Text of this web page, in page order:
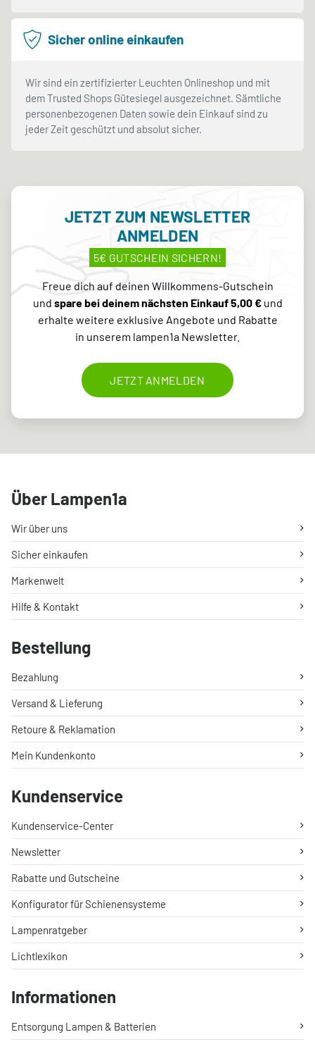
Sicher online einkaufen
Wir sind ein zertifizierter Leuchten Onlineshop und mit
dem Trusted Shops Gütesiegel ausgezeichnet. Sämtliche
personenbezogenen Daten sowie dein Einkauf sind zu
jeder Zeit geschützt und absolut sicher.
JETZT ZUM NEWSLETTER
ANMELDEN
5€ GUTSCHEIN SICHERN!
Freue dich auf deinen Willkommens-Gutschein
und spare bei deinem nächsten Einkauf 5,00 €und
erhalte weitere exklusive Angebote und Rabatte
in unserem lampen1a Newsletter.
JETZT ANMELDEN
Über Lampen1a
Wir über uns
Sicher einkaufen
Markenwelt
Hilfe & Kontakt
Bestellung
Bezahlung
Versand & Lieferung
Retoure & Reklamation
Mein Kundenkonto
Kundenservice
Kundenservice-Center
Newsletter
Rabatte und Gutscheine
Konfigurator für Schienensysteme
Lampenratgeber
Lichtlexikon
Informationen
Entsorgung Lampen & Batterien